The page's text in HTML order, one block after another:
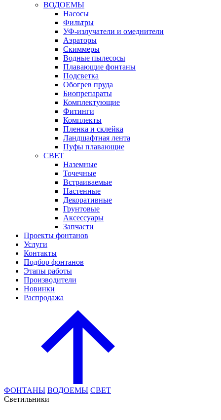
ВОДОЕМЫ
Насосы
Фильтры
УФ-излучатели и омеднители
Аэраторы
Cкиммеры
Водные пылесосы
Плавающие фонтаны
Подсветка
Обогрев пруда
Биопрепараты
Комплектующие
Фитинги
Комплекты
Пленка и склейка
Ландшафтная лента
Пуфы плавающие
СВЕТ
Наземные
Точечные
Встраиваемые
Настенные
Декоративные
Грунтовые
Аксессуары
Запчасти
Проекты фонтанов
Услуги
Контакты
Подбор фонтанов
Этапы работы
Производители
Новинки
Распродажа
ФОНТАНЫ ВОДОЕМЫ СВЕТ
Cветильники